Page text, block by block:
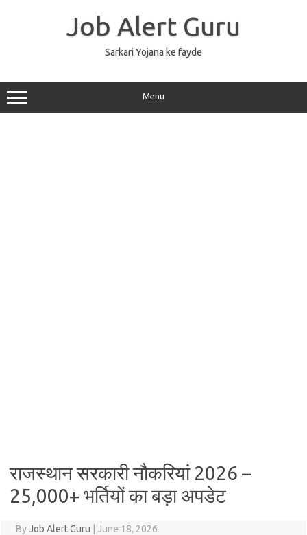
Job Alert Guru
Sarkari Yojana ke fayde
Menu
राजस्थान सरकारी नौकरियां 2026 –
25,000+ भर्तियों का बड़ा अपडेट
ByJob Alert Guru June 18, 2026